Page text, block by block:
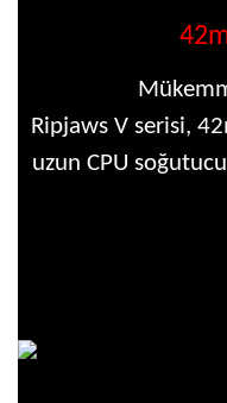
Ripjaws V serisi,
uzun CPU